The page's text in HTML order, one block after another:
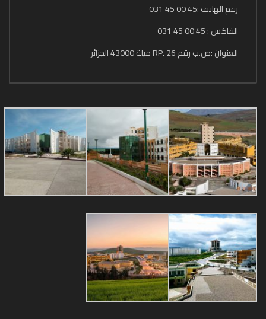
رقم الهاتف :45 00 45 031
الفاكس : 45 00 45 031
العنوان :ص.ب رقم 26 .RP ميلة 43000 الجزائر